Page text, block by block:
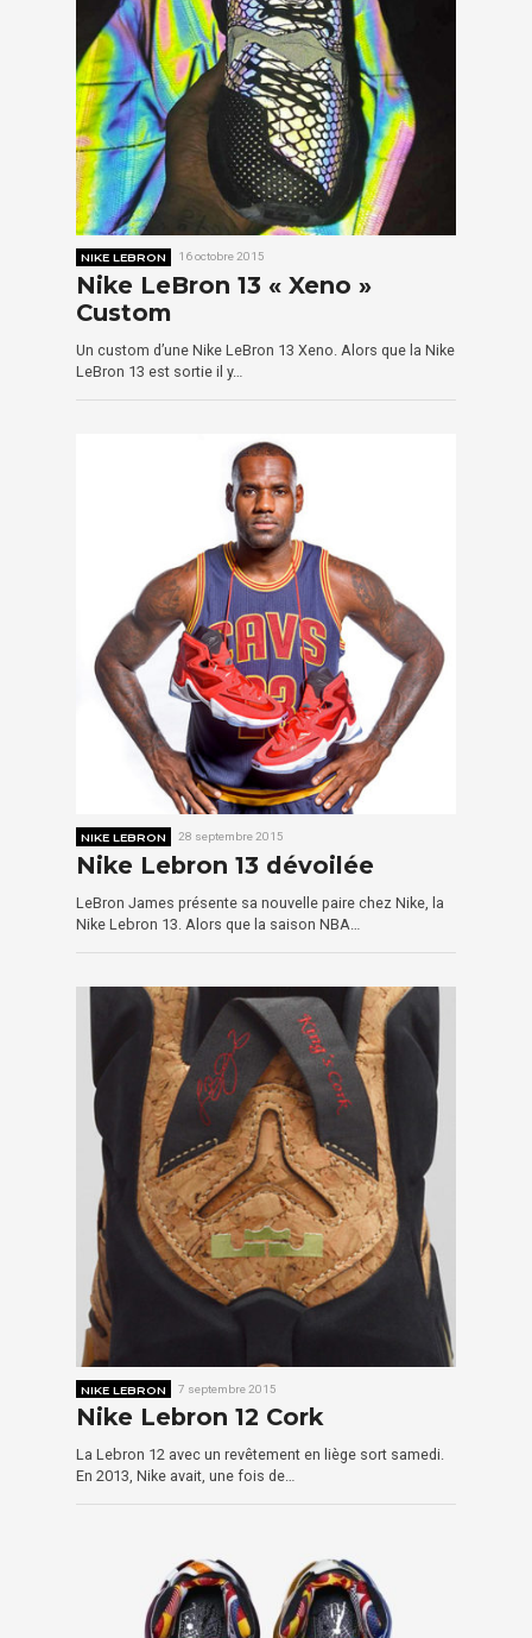
NIKE LEBRON 16 octobre 2015
Nike LeBron 13 « Xeno »
Custom
Un custom d’une Nike LeBron 13 Xeno. Alors que la Nike
LeBron 13 est sortie il y…
NIKE LEBRON 28 septembre 2015
Nike Lebron 13 dévoilée
LeBron James présente sa nouvelle paire chez Nike, la
Nike Lebron 13. Alors que la saison NBA…
NIKE LEBRON 7 septembre 2015
Nike Lebron 12 Cork
La Lebron 12 avec un revêtement en liège sort samedi.
En 2013, Nike avait, une fois de…